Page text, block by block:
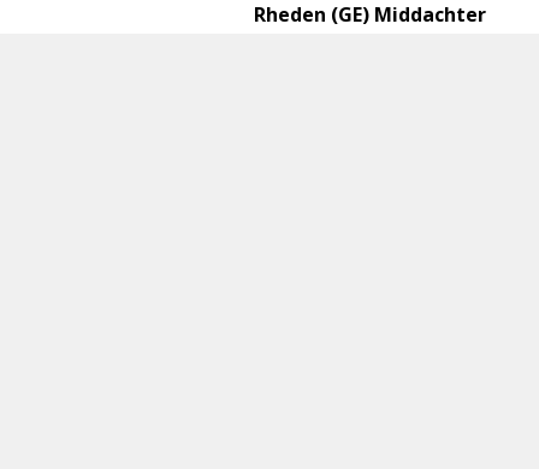
Rheden (GE) Middachter